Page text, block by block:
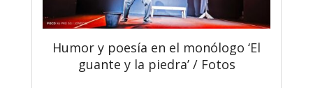
Humor y poesía en el monólogo ‘El
guante y la piedra’ / Fotos